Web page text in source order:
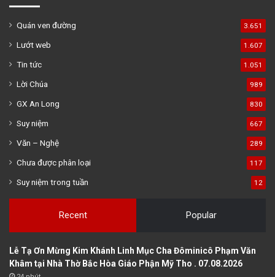
Quán ven đường 3.651
Lướt web 1.607
Tin tức 1.051
Lời Chúa 989
GX An Long 830
Suy niệm 667
Văn – Nghệ 289
Chưa được phân loại 117
Suy niệm trong tuần 12
Recent Popular
Lễ Tạ Ơn Mừng Kim Khánh Linh Mục Cha Đôminicô Phạm Văn
Khâm tại Nhà Thờ Bắc Hòa Giáo Phận Mỹ Tho . 07.08.2026